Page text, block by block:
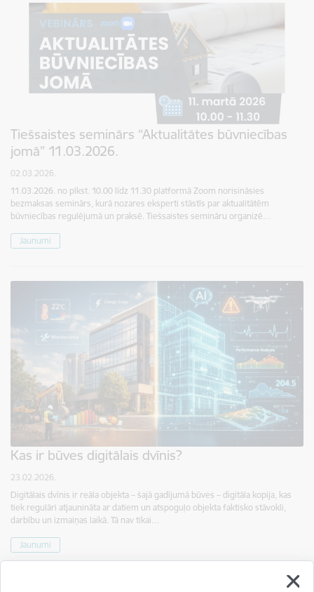
Tiešsaistes seminārs “Aktualitātes būvniecības
jomā” 11.03.2026.
02.03.2026.
11.03.2026. no plkst. 10.00 līdz 11.30 platformā Zoom norisināsies
bezmaksas seminārs, kurā nozares eksperti stāstīs par aktualitātēm
būvniecības regulējumā un praksē. Tiešsaistes semināru organizē…
Jaunumi
Kas ir būves digitālais dvīnis?
23.02.2026.
Digitālais dvīnis ir reāla objekta – šajā gadījumā būves – digitāla kopija, kas
tiek regulāri atjaunināta ar datiem un atspoguļo objekta faktisko stāvokli,
darbību un izmaiņas laikā. Tā nav tikai…
Jaunumi